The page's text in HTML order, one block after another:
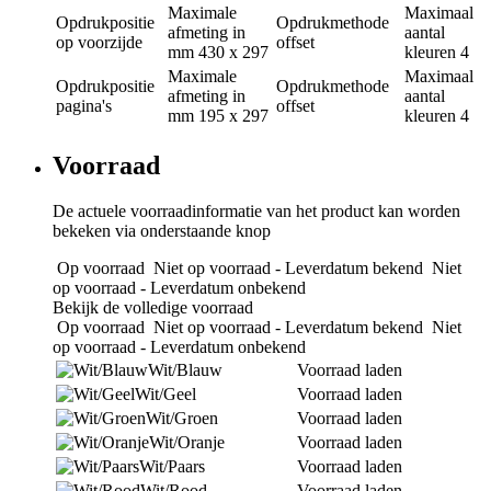
Opdrukpositie
op voorzijde
Maximale
afmeting in
mm 430 x 297
Opdrukmethode
offset
Maximaal
aantal
kleuren 4
Opdrukpositie
pagina's
Maximale
afmeting in
mm 195 x 297
Opdrukmethode
offset
Maximaal
aantal
kleuren 4
Voorraad
De actuele voorraadinformatie van het product kan worden
bekeken via onderstaande knop
Op voorraad Niet op voorraad - Leverdatum bekend Niet
op voorraad - Leverdatum onbekend
Bekijk de volledige voorraad
Op voorraad Niet op voorraad - Leverdatum bekend Niet
op voorraad - Leverdatum onbekend
Wit/Blauw
Voorraad laden
Wit/Geel
Voorraad laden
Wit/Groen
Voorraad laden
Wit/Oranje
Voorraad laden
Wit/Paars
Voorraad laden